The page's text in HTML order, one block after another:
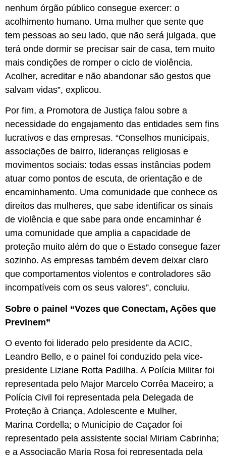
nenhum órgão público consegue exercer: o
acolhimento humano. Uma mulher que sente que
tem pessoas ao seu lado, que não será julgada, que
terá onde dormir se precisar sair de casa, tem muito
mais condições de romper o ciclo de violência.
Acolher, acreditar e não abandonar são gestos que
salvam vidas”, explicou.
Por fim, a Promotora de Justiça falou sobre a
necessidade do engajamento das entidades sem fins
lucrativos e das empresas. “Conselhos municipais,
associações de bairro, lideranças religiosas e
movimentos sociais: todas essas instâncias podem
atuar como pontos de escuta, de orientação e de
encaminhamento. Uma comunidade que conhece os
direitos das mulheres, que sabe identificar os sinais
de violência e que sabe para onde encaminhar é
uma comunidade que amplia a capacidade de
proteção muito além do que o Estado consegue fazer
sozinho. As empresas também devem deixar claro
que comportamentos violentos e controladores são
incompatíveis com os seus valores”, concluiu.
Sobre o painel “Vozes que Conectam, Ações que
Previnem”
O evento foi liderado pelo presidente da ACIC,
Leandro Bello, e o painel foi conduzido pela vice-
presidente Liziane Rotta Padilha. A Polícia Militar foi
representada pelo Major Marcelo Corrêa Maceiro; a
Polícia Civil foi representada pela Delegada de
Proteção à Criança, Adolescente e Mulher,
Marina Cordella; o Município de Caçador foi
representado pela assistente social Miriam Cabrinha;
e a Associação Maria Rosa foi representada pela